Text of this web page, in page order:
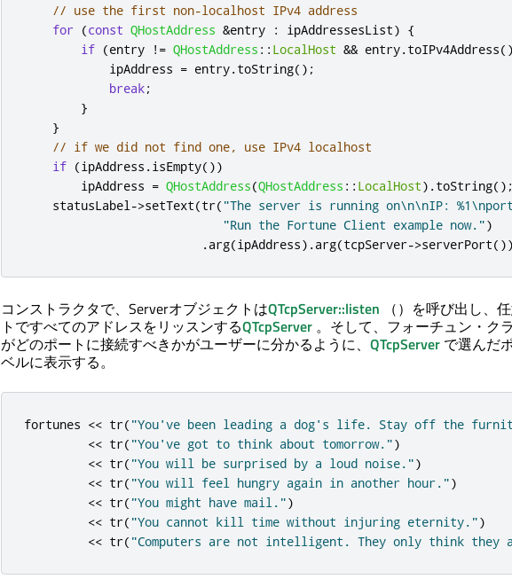
// use the first non-localhost IPv4 address
for (const QHostAddress &entry : ipAddressesList) {
if (entry ! = QHostAddress :: LocalHost && entry.toIPv4Address
            ipAddress
= entry.toString();
break;
}
}
// if we did not find one, use IPv4 localhost
if (ipAddress .isEmpty())
        ipAddress
= QHostAddress(QHostAddress :: LocalHost) .toString();
    statusLabel
->setText(tr( "The server is running on\n\nIP:
"Run the Fortune Client example now.")
.arg(ipAddress) .arg(tcpServer->serverPort
コンストラクタで、ServerオブジェクトはQTcpServer::listen （）を呼び出し、
トですべてのアドレスをリッスンするQTcpServer 。そして、フォーチュン・ク
がどのポートに接続すべきかがユーザーに分かるように、 QTcpServer で選んだ
ベルに表示する。
fortunes << tr( "You've been leading a dog's life. Stay off the
<< tr( "You've got to think about tomorrow.")
<< tr( "You will be surprised by a loud noise.")
<< tr( "You will feel hungry again in another hour.")
<< tr( "You might have mail.")
<< tr( "You cannot kill time without injuring eternity.")
<< tr( "Computers are not intelligent. They only think they